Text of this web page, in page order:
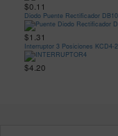
$0.11
Diodo Puente Rectificador
$1.31
Interruptor 3 Posiciones KCD4-
$4.20